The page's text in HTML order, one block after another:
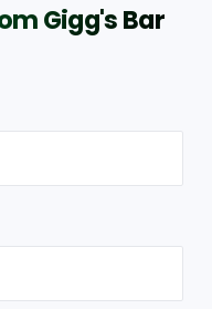
Gigg's Bar